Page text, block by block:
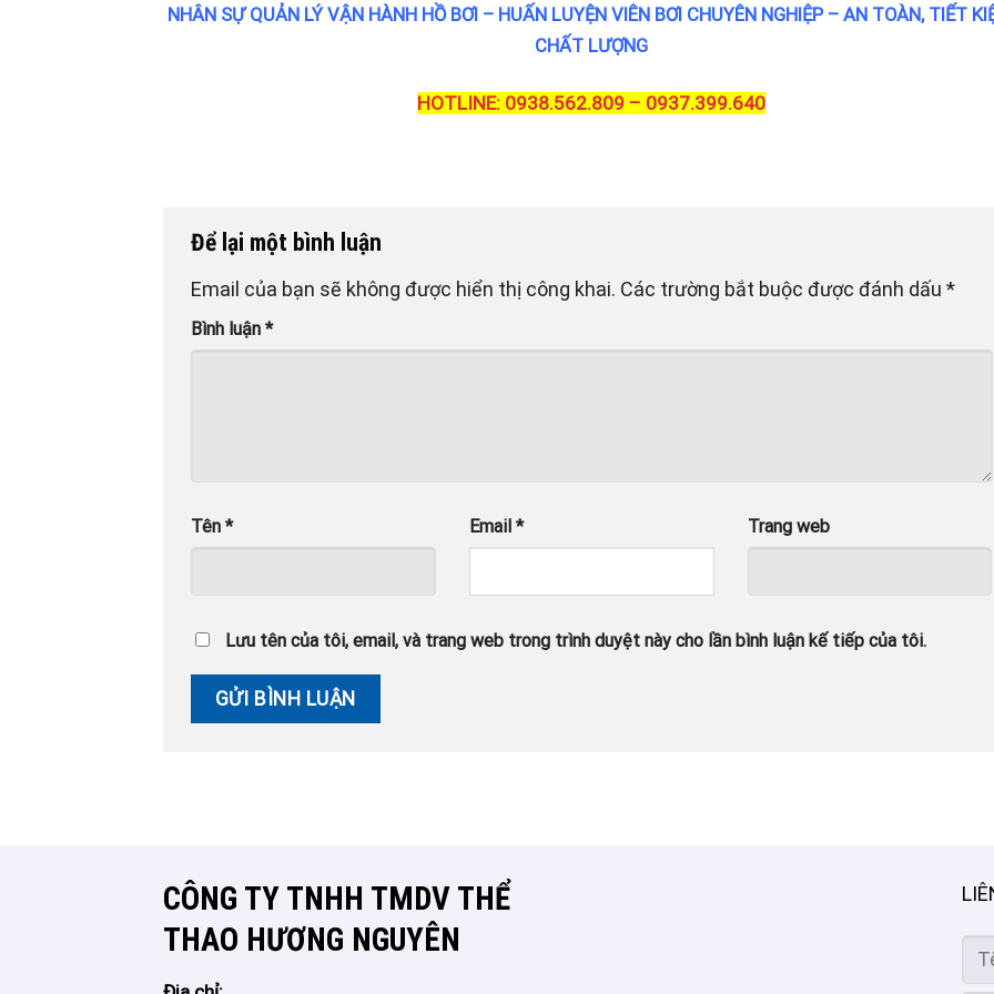
NHÂN SỰ QUẢN LÝ VẬN HÀNH HỒ BƠI – HUẤN LUYỆN VIÊN BƠI CHUYÊN NGHIỆP – AN TOÀN, TIẾT
CHẤT LƯỢNG
HOTLINE: 0938.562.809 – 0937.399.640
Để lại một bình luận
Email của bạn sẽ không được hiển thị công khai. Các trường bắt buộc được đánh dấu *
Bình luận *
Tên * Email * Trang web
Lưu tên của tôi, email, và trang web trong trình duyệt này cho lần bình luận kế tiếp của tôi.
CÔNG TY TNHH TMDV THỂ
THAO HƯƠNG NGUYÊN